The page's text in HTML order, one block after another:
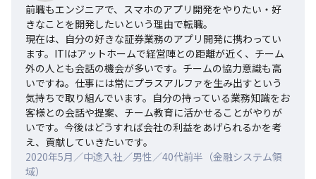
前職もエンジニアで、スマホのアプリ開発をやりたい・好
きなことを開発したいという理由で転職。
現在は、自分の好きな証券業務のアプリ開発に携わってい
ます。ITIはアットホームで経営陣との距離が近く、チーム
外の人とも会話の機会が多いです。チームの協力意識も高
いですね。仕事には常にプラスアルファを生み出すという
気持ちで取り組んでいます。自分の持っている業務知識をお
客様との会話や提案、チーム教育に活かせることがやりが
いです。今後はどうすれば会社の利益をあげられるかを考
え、貢献していきたいです。
2020年5月／中途入社／男性／40代前半（金融システム領
域）